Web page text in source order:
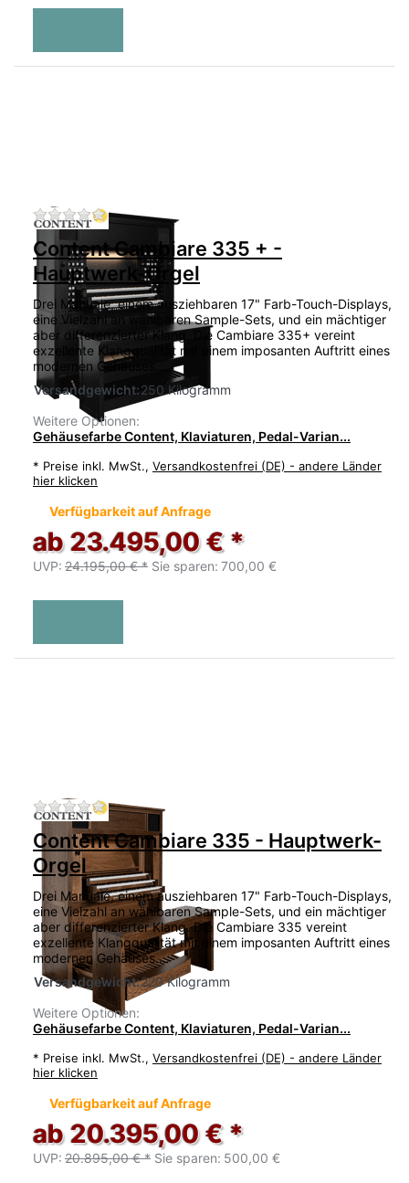
Zu diesem Produkt liegen noch keine
Content Cambiare 335 + -
Hauptwerk-Orgel
Drei Manuale, einem ausziehbaren 17" Farb-Touch-Displays,
eine Vielzahl an wählbaren Sample-Sets, und ein mächtiger
aber differenzierter Klang. Die Cambiare 335+ vereint
exzellente Klangqualität mit einem imposanten Auftritt eines
modernen Gehäuses.…
Versandgewicht:250 Kilogramm
Weitere Optionen:
Gehäusefarbe Content, Klaviaturen, Pedal-Varian...
* Preise inkl. MwSt., Versandkostenfrei (DE) - andere Länder
hier klicken
Verfügbarkeit auf Anfrage
ab 23.495,00 € *
UVP: 24.195,00 € * Sie sparen: 700,00 €
Zu diesem Produkt liegen noch keine
Content Cambiare 335 - Hauptwerk-
Orgel
Drei Manuale, einem ausziehbaren 17" Farb-Touch-Displays,
eine Vielzahl an wählbaren Sample-Sets, und ein mächtiger
aber differenzierter Klang. Die Cambiare 335 vereint
exzellente Klangqualität mit einem imposanten Auftritt eines
modernen Gehäuses.…
Versandgewicht:220 Kilogramm
Weitere Optionen:
Gehäusefarbe Content, Klaviaturen, Pedal-Varian...
* Preise inkl. MwSt., Versandkostenfrei (DE) - andere Länder
hier klicken
Verfügbarkeit auf Anfrage
ab 20.395,00 € *
UVP: 20.895,00 € * Sie sparen: 500,00 €